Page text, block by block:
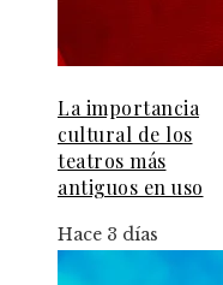
La importancia
cultural de los
teatros más
antiguos en uso
Hace 3 días